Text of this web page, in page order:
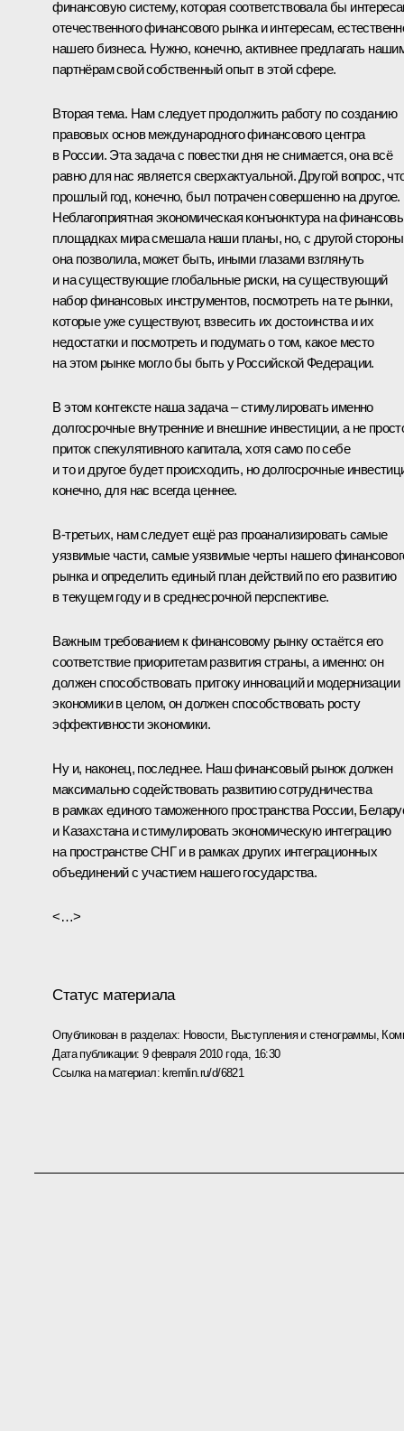
финансовую систему, которая соответствовала бы
отечественного финансового рынка и интересам,
нашего бизнеса. Нужно, конечно, активнее предлагать
партнёрам свой собственный опыт в этой сфере.
Вторая тема. Нам следует продолжить работу по созданию
правовых основ международного финансового центра
в России. Эта задача с повестки дня не снимается, она всё
равно для нас является сверхактуальной. Другой вопрос,
прошлый год, конечно, был потрачен совершенно на другое.
Неблагоприятная экономическая конъюнктура на
площадках мира смешала наши планы, но, с другой
она позволила, может быть, иными глазами взглянуть
и на существующие глобальные риски, на существующий
набор финансовых инструментов, посмотреть на те рынки,
которые уже существуют, взвесить их достоинства и их
недостатки и посмотреть и подумать о том, какое место
на этом рынке могло бы быть у Российской Федерации.
В этом контексте наша задача – стимулировать именно
долгосрочные внутренние и внешние инвестиции, а не
приток спекулятивного капитала, хотя само по себе
и то и другое будет происходить, но долгосрочные
конечно, для нас всегда ценнее.
В‑третьих, нам следует ещё раз проанализировать самые
уязвимые части, самые уязвимые черты нашего
рынка и определить единый план действий по его развитию
в текущем году и в среднесрочной перспективе.
Важным требованием к финансовому рынку остаётся его
соответствие приоритетам развития страны, а именно: он
должен способствовать притоку инноваций и модернизации
экономики в целом, он должен способствовать росту
эффективности экономики.
Ну и, наконец, последнее. Наш финансовый рынок должен
максимально содействовать развитию сотрудничества
в рамках единого таможенного пространства России,
и Казахстана и стимулировать экономическую интеграцию
на пространстве СНГ и в рамках других интеграционных
объединений с участием нашего государства.
<…>
Статус материала
Опубликован в разделах: Новости, Выступления и стенограммы,
Дата публикации:9 февраля 2010 года, 16:30
Ссылка на материал: kremlin.ru/d/6821